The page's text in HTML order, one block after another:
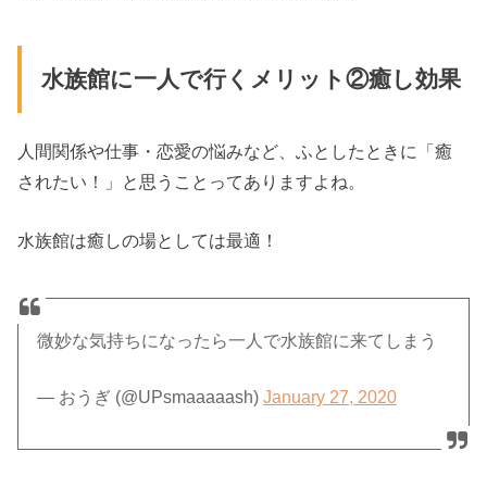
水族館に一人で行くメリット②癒し効果
人間関係や仕事・恋愛の悩みなど、ふとしたときに「癒
されたい！」と思うことってありますよね。
水族館は癒しの場としては最適！
微妙な気持ちになったら一人で水族館に来てしまう
— おうぎ (@UPsmaaaaash)January 27, 2020